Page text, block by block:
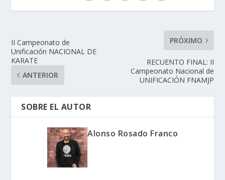
II Campeonato de
Unificación NACIONAL DE
KARATE
ANTERIOR
PRÓXIMO
RECUENTO FINAL: II
Campeonato Nacional de
UNIFICACIÓN FNAMJP
SOBRE EL AUTOR
Alonso Rosado Franco